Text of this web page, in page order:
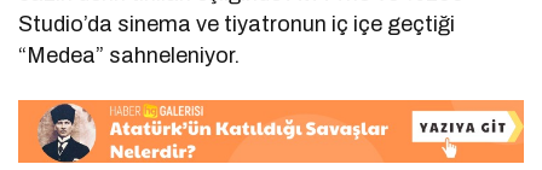
Studio’da sinema ve tiyatronun iç içe geçtiği
“Medea” sahneleniyor.